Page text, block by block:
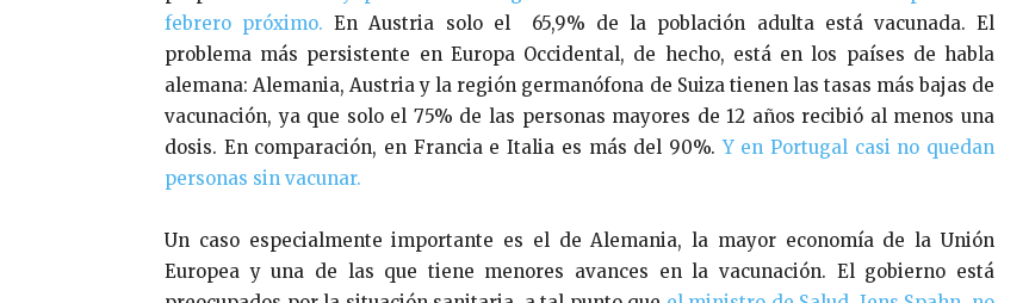
febrero próximo. En Austria solo el 65,9% de la población adulta está vacunada. El
problema más persistente en Europa Occidental, de hecho, está en los países de habla
alemana: Alemania, Austria y la región germanófona de Suiza tienen las tasas más bajas de
vacunación, ya que solo el 75% de las personas mayores de 12 años recibió al menos una
dosis. En comparación, en Francia e Italia es más del 90%.Y en Portugal casi no quedan
personas sin vacunar.
Un caso especialmente importante es el de Alemania, la mayor economía de la Unión
Europea y una de las que tiene menores avances en la vacunación. El gobierno está